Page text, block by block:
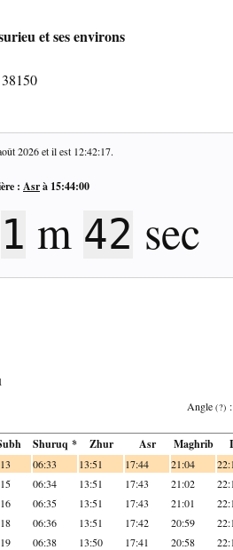
et ses environs
2026et il est 12:42:18.
: Asrà 15:44:00
1 m 41 sec
Angle (?) :
Shuruq * Zhur Asr Maghrib
06:33 13:51 17:44 21:04
06:34 13:51 17:43 21:02
06:35 13:51 17:43 21:01
06:36 13:51 17:42 20:59
06:38 13:50 17:41 20:58